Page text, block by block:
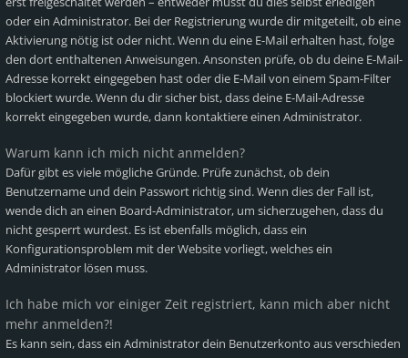
oder ein Administrator. Bei der Registrierung wurde dir mitgeteilt, ob eine
Aktivierung nötig ist oder nicht. Wenn du eine E-Mail erhalten hast, folge
den dort enthaltenen Anweisungen. Ansonsten prüfe, ob du deine E-Mail-
Adresse korrekt eingegeben hast oder die E-Mail von einem Spam-Filter
blockiert wurde. Wenn du dir sicher bist, dass deine E-Mail-Adresse
korrekt eingegeben wurde, dann kontaktiere einen Administrator.
Warum kann ich mich nicht anmelden?
Dafür gibt es viele mögliche Gründe. Prüfe zunächst, ob dein
Benutzername und dein Passwort richtig sind. Wenn dies der Fall ist,
wende dich an einen Board-Administrator, um sicherzugehen, dass du
nicht gesperrt wurdest. Es ist ebenfalls möglich, dass ein
Konfigurationsproblem mit der Website vorliegt, welches ein
Administrator lösen muss.
Ich habe mich vor einiger Zeit registriert, kann mich aber nicht
mehr anmelden?!
Es kann sein, dass ein Administrator dein Benutzerkonto aus verschieden